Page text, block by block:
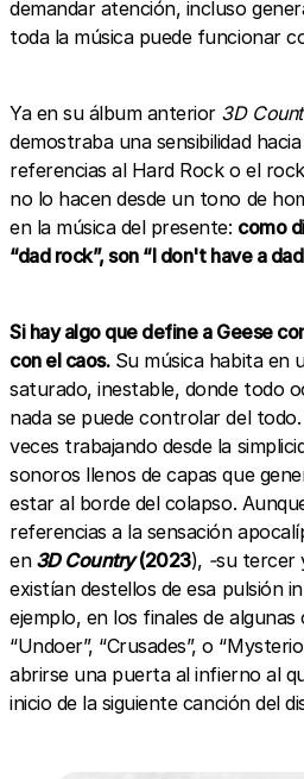
demandar atención, incluso
toda la música puede funcionar
Ya en su álbum anterior 3D
demostraba una sensibilidad
referencias al Hard Rock o el
no lo hacen desde un tono de
en la música del presente: como
“dad rock”, son “I don't have a
Si hay algo que define a Geese
con el caos.Su música habita en
saturado, inestable, donde todo
nada se puede controlar del
veces trabajando desde la
sonoros llenos de capas que
estar al borde del colapso.
referencias a la sensación
en 3D Country(2023), -su tercer
existían destellos de esa pulsión
ejemplo, en los finales de
“Undoer”, “Crusades”, o
abrirse una puerta al infierno al
inicio de la siguiente canción del